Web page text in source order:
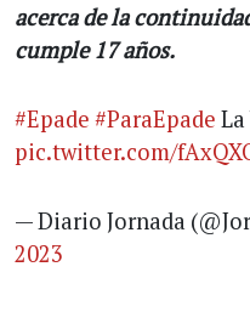
acerca de la
cumple 17 años.
#Epade #ParaEpade
pic.twitter.com/
— Diario Jornada
2023